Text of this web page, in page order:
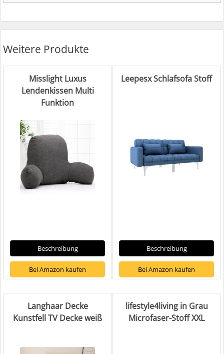
Weitere Produkte
Misslight Luxus
Lendenkissen Multi
Funktion
Beschreibung
Bei Amazon kaufen
Leepesx Schlafsofa Stoff
Beschreibung
Bei Amazon kaufen
Langhaar Decke
Kunstfell TV Decke weiß
lifestyle4living in Grau
Microfaser-Stoff XXL